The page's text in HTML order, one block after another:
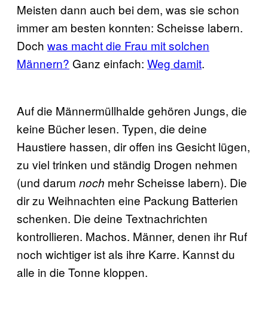
Meisten dann auch bei dem, was sie schon
immer am besten konnten: Scheisse labern.
Doch was macht die Frau mit solchen
Männern? Ganz einfach: Weg damit.
Auf die Männermüllhalde gehören Jungs, die
keine Bücher lesen. Typen, die deine
Haustiere hassen, dir offen ins Gesicht lügen,
zu viel trinken und ständig Drogen nehmen
(und darum noch mehr Scheisse labern). Die
dir zu Weihnachten eine Packung Batterien
schenken. Die deine Textnachrichten
kontrollieren. Machos. Männer, denen ihr Ruf
noch wichtiger ist als ihre Karre. Kannst du
alle in die Tonne kloppen.